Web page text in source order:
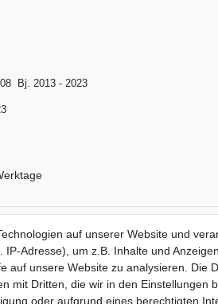
Bj. 2013 - 2023
auf unserer Website und
Adresse), um z.B. Inhalte und
auf unsere Website zu analysieren. Die
mit Dritten, die wir in den Einstellungen
oder aufgrund eines berechtigten
Impressum